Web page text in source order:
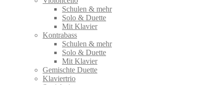
Schulen & mehr
Solo & Duette
Mit Klavier
Kontrabass
Schulen & mehr
Solo & Duette
Mit Klavier
Gemischte Duette
Klaviertrio